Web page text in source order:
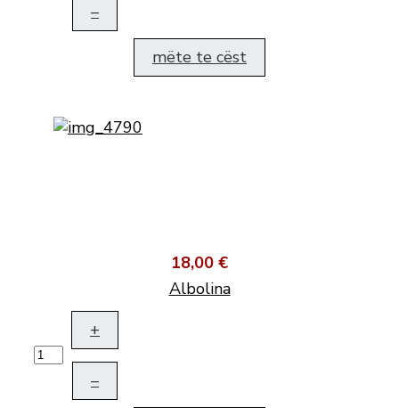
–
mëte te cëst
18,00 €
Albolina
+
–